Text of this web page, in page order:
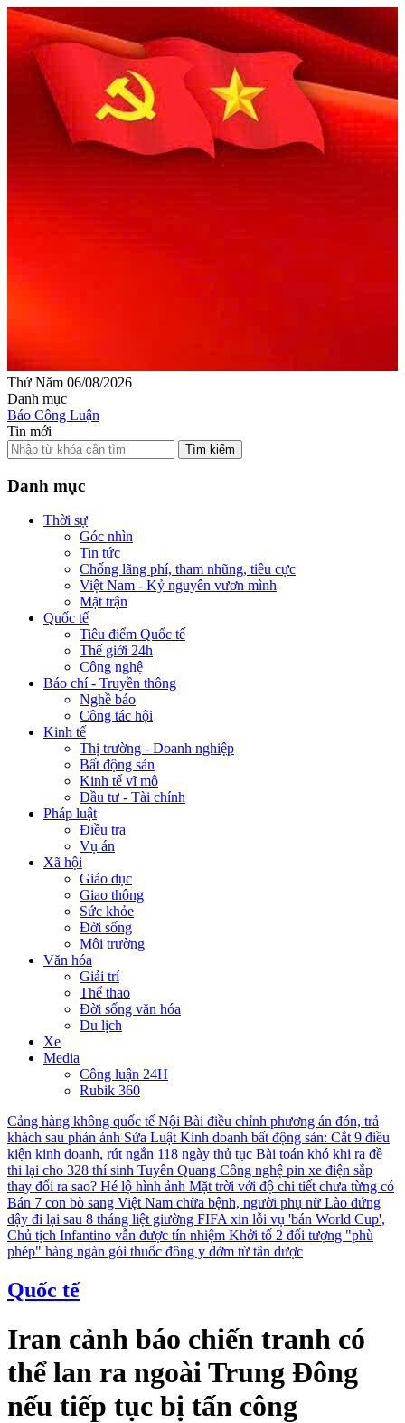
Thứ Năm 06/08/2026
Danh mục
Báo Công Luận
Tin mới
Tìm kiếm
Danh mục
Thời sự
Góc nhìn
Tin tức
Chống lãng phí, tham nhũng, tiêu cực
Việt Nam - Kỷ nguyên vươn mình
Mặt trận
Quốc tế
Tiêu điểm Quốc tế
Thế giới 24h
Công nghệ
Báo chí - Truyền thông
Nghề báo
Công tác hội
Kinh tế
Thị trường - Doanh nghiệp
Bất động sản
Kinh tế vĩ mô
Đầu tư - Tài chính
Pháp luật
Điều tra
Vụ án
Xã hội
Giáo dục
Giao thông
Sức khỏe
Đời sống
Môi trường
Văn hóa
Giải trí
Thể thao
Đời sống văn hóa
Du lịch
Xe
Media
Công luận 24H
Rubik 360
Cảng hàng không quốc tế Nội Bài điều chỉnh phương án đón, trả
khách sau phản ánh Sửa Luật Kinh doanh bất động sản: Cắt 9 điều
kiện kinh doanh, rút ngắn 118 ngày thủ tục Bài toán khó khi ra đề
thi lại cho 328 thí sinh Tuyên Quang Công nghệ pin xe điện sắp
thay đổi ra sao? Hé lộ hình ảnh Mặt trời với độ chi tiết chưa từng có
Bán 7 con bò sang Việt Nam chữa bệnh, người phụ nữ Lào đứng
dậy đi lại sau 8 tháng liệt giường FIFA xin lỗi vụ 'bán World Cup',
Chủ tịch Infantino vẫn được tín nhiệm Khởi tố 2 đối tượng "phù
phép" hàng ngàn gói thuốc đông y dởm từ tân dược
Quốc tế
Iran cảnh báo chiến tranh có
thể lan ra ngoài Trung Đông
nếu tiếp tục bị tấn công